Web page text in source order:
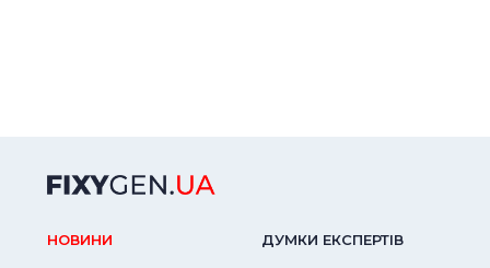
НОВИНИ ДУМКИ ЕКСПЕРТIВ